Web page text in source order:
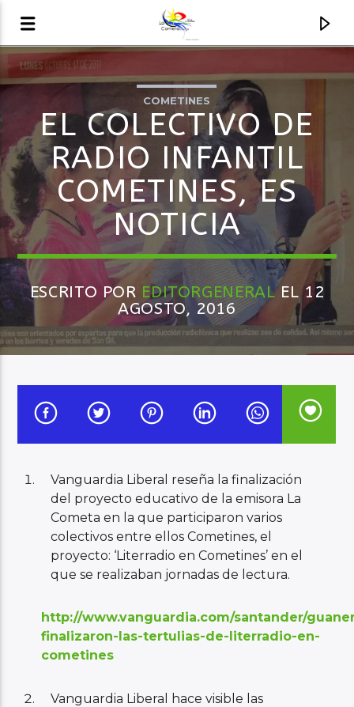
AUDIO EN VIVO
LA COMETA, SEÑALES A CIELO ABIERTO
Audio en Vivo
COMETINES
EL COLECTIVO DE
RADIO INFANTIL
COMETINES, ES
NOTICIA
ESCRITO POR EDITORGENERALEL 12
AGOSTO, 2016
Vanguardia Liberal reseña la finalización
del proyecto educativo de la emisora La
Cometa en la que participaron varios
colectivos entre ellos Cometines, el
proyecto: ‘Literradio en Cometines’ en el
que se realizaban jornadas de lectura.
http://www.vanguardia.com/santander/
finalizaron-las-tertulias-de-literradio-en-
cometines
Vanguardia Liberal hace visible las